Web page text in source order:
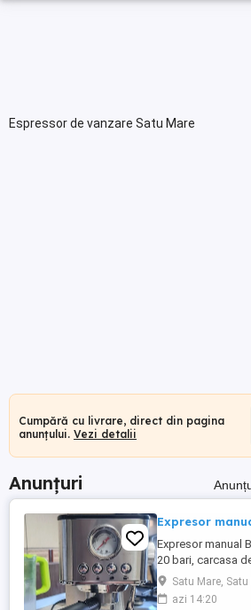
Espressor de vanzare Satu Mare
Cumpără cu livrare, direct din pagina
anunțului. Vezi detalii
Anunțuri
Expresor
Expresor manual
20 bari, carcasa
culoare argintie
Satu Mare, Satu
azi 14:20